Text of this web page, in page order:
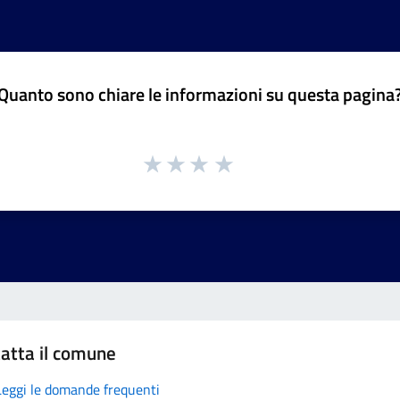
sono chiare le informazioni su questa
il comune
le domande frequenti